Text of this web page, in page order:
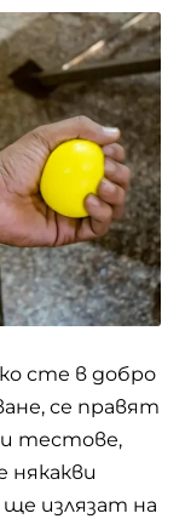
сте в добро
се правят
тестове,
някакви
излязат на